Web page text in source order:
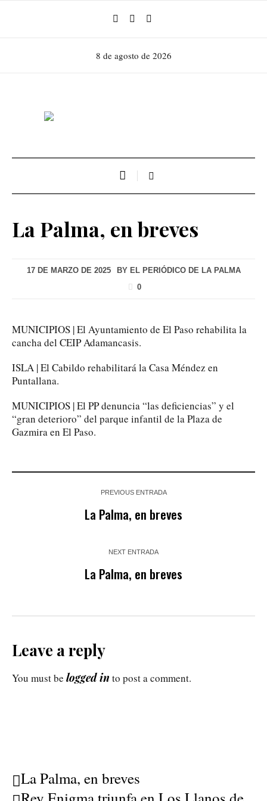
8 de agosto de 2026
La Palma, en breves
17 DE MARZO DE 2025 BY EL PERIÓDICO DE LA PALMA
0
MUNICIPIOS | El Ayuntamiento de El Paso rehabilita la
cancha del CEIP Adamancasis.
ISLA | El Cabildo rehabilitará la Casa Méndez en
Puntallana.
MUNICIPIOS | El PP denuncia “las deficiencias” y el
“gran deterioro” del parque infantil de la Plaza de
Gazmira en El Paso.
PREVIOUS ENTRADA
La Palma, en breves
NEXT ENTRADA
La Palma, en breves
Leave a reply
You must be logged in to post a comment.
La Palma, en breves